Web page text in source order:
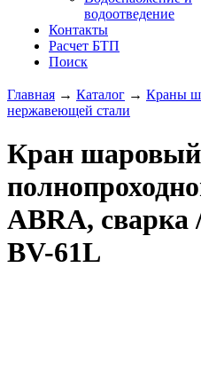
водоотведение
Контакты
Расчет БТП
Поиск
Главная → Каталог → Краны
нержавеющей стали
Кран шаровый
ABRA, сварка
BV-61L